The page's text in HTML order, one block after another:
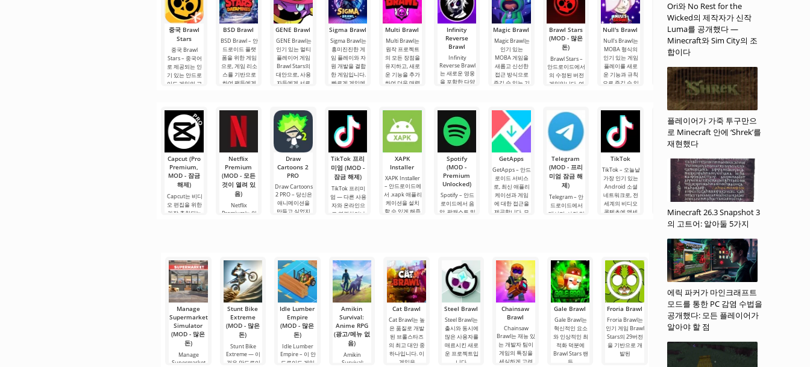
중국 Brawl
Stars
중국 Brawl
Stars – 중국어
로 제공되는 인
기 있는 안드로
이드 게임의 고
또는 5대5 팀 전
투에 참여할 수
있습니다. 이를
위해 금고 열기.
BSD Brawl
BSD Brawl – 안
드로이드 플랫
폼을 위한 게임
으로, 게임 리소
스를 기반으로
하여 팬들에게
를 유지합니다.
제작자는.
GENE Brawl
GENE Brawl는
인기 있는 멀티
플레이어 게임
Brawl Stars의
대안으로, 사용
자들에게 서로
이는 전투에만
국한되지 않습
니다.
Sigma Brawl
Sigma Brawl는
흥미진진한 게
임 플레이와 자
원 개발을 결합
한 게임입니다.
빠르게 게임에
됩니다. 간편한
설치와.
Multi Brawl
Multi Brawl는
원작 프로젝트
의 모든 장점을
유지하고, 새로
운 기능을 추가
하여 더욱 매력
Brawl Stars를
플레이해본 적
이
Infinity
Reverse
Brawl
Infinity
Reverse Brawl
는 새로운 영웅
을 포함한 다양
을 제공합니다.
Magic Brawl
Magic Brawl는
인기 있는
MOBA 게임을
새롭고 신선한
접근 방식으로
즐길 수 있는 기
임플레이, 그리
고 각각이 주요
전투
Brawl Stars
(MOD - 많은
돈)
Brawl Stars –
안드로이드에서
의 수정된 버전
게임입니다. 여
싸워야 합니다.
플레이어에게
주어진 과제는
선택한 모드에
따라
Null's Brawl
Null's Brawl는
MOBA 형식의
인기 있는 게임
플레이를 새로
운 기능과 규칙
으로 즐길 수 있
이는 더욱 흥미
롭고 폭넓은.
Simple
Brawl
Simple Brawl는
인기 있는 액션
프로젝트의 유
사 버전으로, 플
레이어의 요청
과 피드백을 고
려하여 개발되
었습니다. 이 게
임은 추가 구매
없이도 게임플
레이를 향상시
키는 기능과
Nice Brawl
Nice Brawl는 인
우 짧은 시간 안
에 수백만 명의
플레이어들의
마음을 사로잡
았습니다. 이 게
임은 역동적인
전투, 만화 스타
일의 그래픽, 그
리고
Capcut (Pro
Premium,
MOD - 잠금
해제)
Capcut는 비디
오 편집을 위한
가장 추천되는
장합니다. 많은
사용자에게 무
료 버전은 모든
편집 요구를
Netflix
Premium
(MOD - 모든
것이 열려 있
음)
Netflix
Premium는 안
있는 서비스 중
하나입니다. 이
곳에는 최신 미
디어 제품뿐만
아니라
Draw
Cartoons 2
PRO
Draw Cartoons
2 PRO – 당신은
애니메이션을
만들고 싶었지
에 달려 있습니
다. 복잡한
TikTok 프리
미엄 (MOD -
잠금 해제)
TikTok 프리미
엄 — 다른 사용
자와 온라인으
로 연결하거나
루를 시작하거
나 힘든 하루를.
XAPK
Installer
XAPK Installer
– 안드로이드에
서 .xapk 애플리
케이션을 설치
할 수 있게 해줍
시작할 수
Spotify
(MOD -
Premium
Unlocked)
Spotify – 안드
로이드에서 음
악, 팟캐스트 및
랫폼에서 계정
을 생성하면 PC
를 포함한 모든
GetApps
GetApps – 안드
로이드 서비스
로, 최신 애플리
케이션과 게임
에 대한 접근을
제공합니다. 모
Telegram
(MOD - 프리
미엄 잠금 해
제)
Telegram – 안
드로이드에서
메시지, 사진 및
서 WhatsApp나
Viber와 유사하
지만, 주요
TikTok
TikTok – 오늘날
가장 인기 있는
Android 소셜
네트워크로, 전
세계의 비디오
콘텐츠에 액세
Planner 5D
(MOD - 잠금
해제)
Planner 5D –
안드로이드용
애플리케이션으
로, 실내 디자인
을 2D 및 3D 모
델로 설계할 수
있습니다. 개발
자들은 엔지니
어링 및 건축 기
술이 없는 사용
자도 매우 짧은
시간
Widgetable:
재미있는 화
면(MOD - 잠
금 해제)
Widgetable: 재
(MOD - 잠금 해
제) - 매우 유용
한 안드로이드
데스크톱 꾸미
기 애플리케이
션으로, 창의적
이고 재미있는
기회를 제공합
니다. 여기서 다
양한
Manage
Supermarket
Simulator
(MOD - 많은
돈)
Manage
Supermarket
Stunt Bike
Extreme
(MOD - 많은
돈)
Stunt Bike
Extreme — 이
것은 안드로이
Idle Lumber
Empire
(MOD - 많은
돈)
Idle Lumber
Empire – 이 안
드로이드 게임
Amikin
Survival:
Anime RPG
(광고/메뉴 없
음)
Amikin
Survival:
Cat Brawl
Cat Brawl는 높
은 품질로 개발
된 브롤스타즈
의 최고 대안 중
하나입니다. 이
게임은
Steel Brawl
Steel Brawl는
출시와 동시에
많은 사용자를
매료시킨 새로
운 프로젝트입
니다.
Chainsaw
Brawl
Chainsaw
Brawl는 재능 있
는 개발자 팀이
게임의 특징을
세심하게 고려
Gale Brawl
Gale Brawl는
혁신적인 요소
와 인상적인 최
적화 덕분에
Brawl Stars 팬
들
Froria Brawl
Froria Brawl는
인기 게임 Brawl
Stars의 29버전
을 기반으로 개
발된
Hyper Brawl
Hyper Brawl는
플레이어들에게
룹 간의 전투를
기반으로 한 다
면적인
Lucky Brawl
Lucky Brawl는
건에 변화를 도
입하면서 게임
Ori와 No Rest for the
Wicked의 제작자가 신작
Luma를 공개했다 —
Minecraft와 Sim City의 조
합이다
플레이어가 가죽 투구만으
로 Minecraft 안에 ‘Shrek’를
재현했다
Minecraft 26.3 Snapshot 3
의 고트어: 알아둘 5가지
에릭 파커가 마인크래프트
모드를 통한 PC 감염 수법을
공개했다: 모든 플레이어가
알아야 할 점